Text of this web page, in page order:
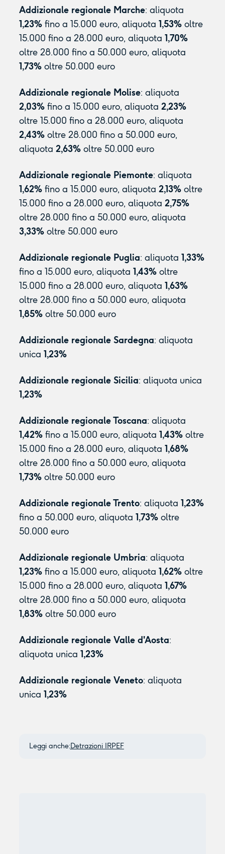
Addizionale regionale Marche: aliquota
1,23%fino a 15.000 euro, aliquota 1,53%oltre
15.000 fino a 28.000 euro, aliquota 1,70%
oltre 28.000 fino a 50.000 euro, aliquota
1,73%oltre 50.000 euro
Addizionale regionale Molise: aliquota
2,03%fino a 15.000 euro, aliquota 2,23%
oltre 15.000 fino a 28.000 euro, aliquota
2,43%oltre 28.000 fino a 50.000 euro,
aliquota 2,63%oltre 50.000 euro
Addizionale regionale Piemonte: aliquota
1,62%fino a 15.000 euro, aliquota 2,13%oltre
15.000 fino a 28.000 euro, aliquota 2,75%
oltre 28.000 fino a 50.000 euro, aliquota
3,33%oltre 50.000 euro
Addizionale regionale Puglia: aliquota 1,33%
fino a 15.000 euro, aliquota 1,43% oltre
15.000 fino a 28.000 euro, aliquota 1,63%
oltre 28.000 fino a 50.000 euro, aliquota
1,85%oltre 50.000 euro
Addizionale regionale Sardegna: aliquota
unica 1,23%
Addizionale regionale Sicilia: aliquota unica
1,23%
Addizionale regionale Toscana: aliquota
1,42%fino a 15.000 euro, aliquota 1,43% oltre
15.000 fino a 28.000 euro, aliquota 1,68%
oltre 28.000 fino a 50.000 euro, aliquota
1,73%oltre 50.000 euro
Addizionale regionale Trento: aliquota 1,23%
fino a 50.000 euro, aliquota 1,73%oltre
50.000 euro
Addizionale regionale Umbria: aliquota
1,23%fino a 15.000 euro, aliquota 1,62% oltre
15.000 fino a 28.000 euro, aliquota 1,67%
oltre 28.000 fino a 50.000 euro, aliquota
1,83%oltre 50.000 euro
Addizionale regionale Valle d'Aosta:
aliquota unica 1,23%
Addizionale regionale Veneto: aliquota
unica 1,23%
Leggi anche:Detrazioni IRPEF